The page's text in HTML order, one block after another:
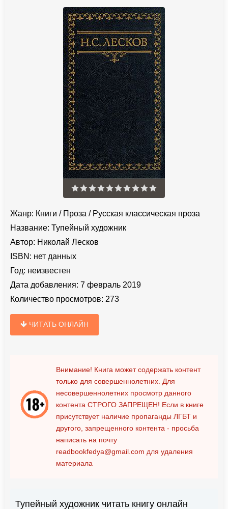
Жанр: Книги / Проза / Русская классическая проза
Название: Тупейный художник
Автор: Николай Лесков
ISBN: нет данных
Год: неизвестен
Дата добавления: 7 февраль 2019
Количество просмотров: 273
ЧИТАТЬ ОНЛАЙН
Внимание! Книга может содержать контент
только для совершеннолетних. Для
несовершеннолетних просмотр данного
контента СТРОГО ЗАПРЕЩЕН! Если в книге
присутствует наличие пропаганды ЛГБТ и
другого, запрещенного контента - просьба
написать на почту
readbookfedya@gmail.com для удаления
материала
Тупейный художник читать книгу онлайн